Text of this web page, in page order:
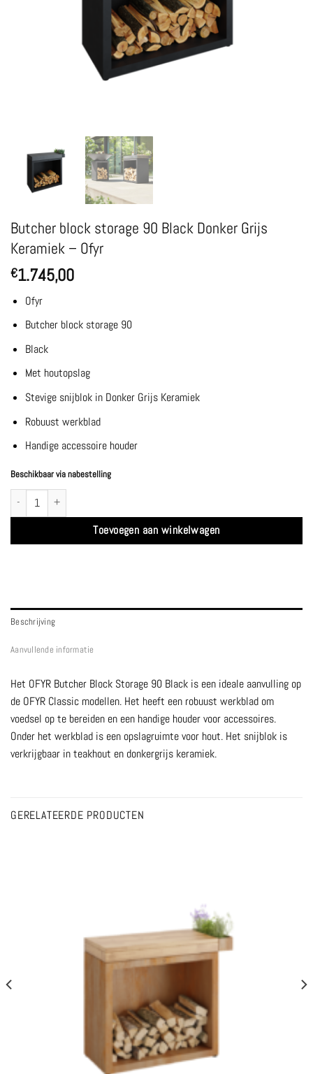
Butcher block storage 90 Black Donker Grijs
Keramiek – Ofyr
€1.745,00
Ofyr
Butcher block storage 90
Black
Met houtopslag
Stevige snijblok in Donker Grijs Keramiek
Robuust werkblad
Handige accessoire houder
Beschikbaar via nabestelling
Butcher block storage 90 Black Donker Grijs Keramiek - Ofyr aantal
Toevoegen aan winkelwagen
Beschrijving
Aanvullende informatie
Het OFYR Butcher Block Storage 90 Black is een ideale aanvulling op
de OFYR Classic modellen. Het heeft een robuust werkblad om
voedsel op te bereiden en een handige houder voor accessoires.
Onder het werkblad is een opslagruimte voor hout. Het snijblok is
verkrijgbaar in teakhout en donkergrijs keramiek.
GERELATEERDE PRODUCTEN